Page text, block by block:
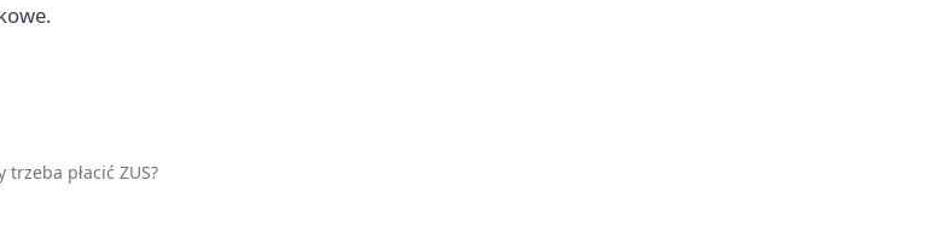
płacić ZUS?